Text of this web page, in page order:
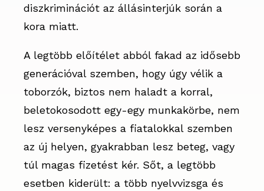
diszkriminációt az állásinterjúk során a
kora miatt.
A legtöbb előítélet abból fakad az idősebb
generációval szemben, hogy úgy vélik a
toborzók, biztos nem haladt a korral,
beletokosodott egy-egy munkakörbe, nem
lesz versenyképes a fiatalokkal szemben
az új helyen, gyakrabban lesz beteg, vagy
túl magas fizetést kér. Sőt, a legtöbb
esetben kiderült: a több nyelvvizsga és